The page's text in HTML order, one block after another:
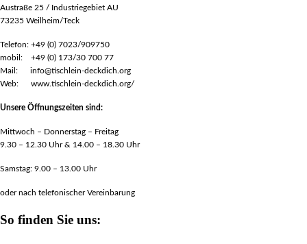
Austraße 25 / Industriegebiet AU
73235 Weilheim/Teck
Telefon: +49 (0) 7023/909750
mobil: +49 (0) 173/30 700 77
Mail: info@tischlein-deckdich.org
Web: www.tischlein-deckdich.org/
Unsere Öffnungszeiten sind:
Mittwoch – Donnerstag – Freitag
9.30 – 12.30 Uhr & 14.00 – 18.30 Uhr
Samstag: 9.00 – 13.00 Uhr
oder nach telefonischer Vereinbarung
So finden Sie uns: